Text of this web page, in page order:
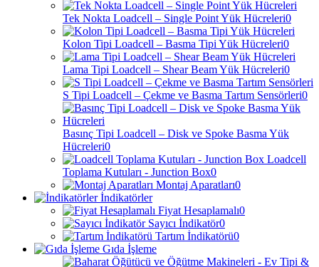
Tek Nokta Loadcell – Single Point Yük Hücreleri0
Kolon Tipi Loadcell – Basma Tipi Yük Hücreleri0
Lama Tipi Loadcell – Shear Beam Yük Hücreleri0
S Tipi Loadcell – Çekme ve Basma Tartım Sensörleri0
Basınç Tipi Loadcell – Disk ve Spoke Basma Yük
Hücreleri0
Loadcell
Toplama Kutuları - Junction Box0
Montaj Aparatları0
İndikatörler
Fiyat Hesaplamalı0
Sayıcı İndikatör0
Tartım İndikatörü0
Gıda İşleme